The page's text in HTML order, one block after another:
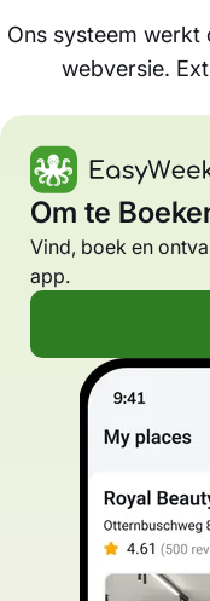
Ons systeem werkt
webversie.
Om te
Vind, boek en
app.